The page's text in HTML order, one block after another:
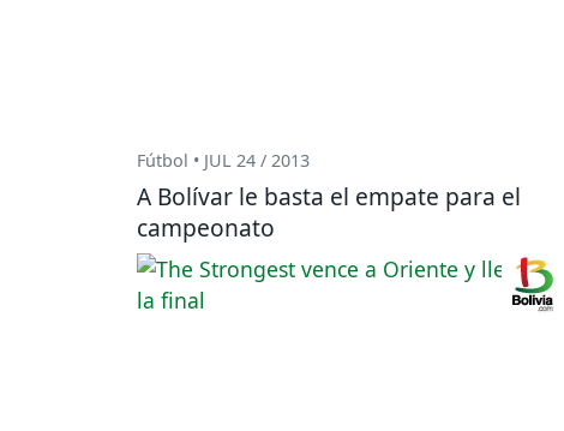
Fútbol • JUL 24 / 2013
A Bolívar le basta el empate para el
campeonato